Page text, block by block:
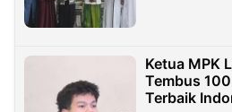
Ketua MPK
Tembus
Terbaik